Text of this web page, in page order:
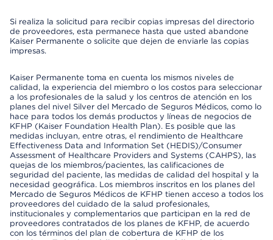
Si realiza la solicitud para recibir copias impresas del directorio
de proveedores, esta permanece hasta que usted abandone
Kaiser Permanente o solicite que dejen de enviarle las copias
impresas.
Kaiser Permanente toma en cuenta los mismos niveles de
calidad, la experiencia del miembro o los costos para seleccionar
a los profesionales de la salud y los centros de atención en los
planes del nivel Silver del Mercado de Seguros Médicos, como lo
hace para todos los demás productos y líneas de negocios de
KFHP (Kaiser Foundation Health Plan). Es posible que las
medidas incluyan, entre otras, el rendimiento de Healthcare
Effectiveness Data and Information Set (HEDIS)/Consumer
Assessment of Healthcare Providers and Systems (CAHPS), las
quejas de los miembros/pacientes, las calificaciones de
seguridad del paciente, las medidas de calidad del hospital y la
necesidad geográfica. Los miembros inscritos en los planes del
Mercado de Seguros Médicos de KFHP tienen acceso a todos los
proveedores del cuidado de la salud profesionales,
institucionales y complementarios que participan en la red de
proveedores contratados de los planes de KFHP, de acuerdo
con los términos del plan de cobertura de KFHP de los